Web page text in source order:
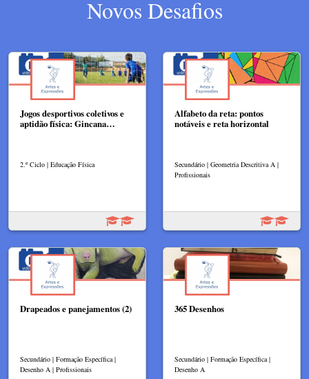
Novos Desafios
Jogos desportivos coletivos e
aptidão física: Gincana…
2.º Ciclo | Educação Física
Alfabeto da reta: pontos
notáveis e reta horizontal
Secundário | Geometria Descritiva A |
Profissionais
Drapeados e panejamentos (2)
Secundário | Formação Específica |
Desenho A | Profissionais
365 Desenhos
Secundário | Formação Específica |
Desenho A